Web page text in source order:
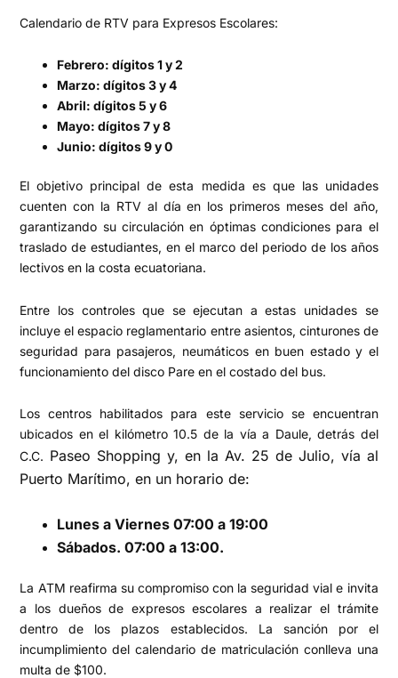
Calendario de RTV para Expresos Escolares:
Febrero: dígitos 1 y 2
Marzo: dígitos 3 y 4
Abril: dígitos 5 y 6
Mayo: dígitos 7 y 8
Junio: dígitos 9 y 0
El objetivo principal de esta medida es que las unidades
cuenten con la RTV al día en los primeros meses del año,
garantizando su circulación en óptimas condiciones para el
traslado de estudiantes, en el marco del periodo de los años
lectivos en la costa ecuatoriana.
Entre los controles que se ejecutan a estas unidades se
incluye el espacio reglamentario entre asientos, cinturones de
seguridad para pasajeros, neumáticos en buen estado y el
funcionamiento del disco Pare en el costado del bus.
Los centros habilitados para este servicio se encuentran
ubicados en el kilómetro 10.5 de la vía a Daule, detrás del
C.C. Paseo Shopping y, en la Av. 25 de Julio, vía al
Puerto Marítimo, en un horario de:
Lunes a Viernes 07:00 a 19:00
Sábados. 07:00 a 13:00.
La ATM reafirma su compromiso con la seguridad vial e invita
a los dueños de expresos escolares a realizar el trámite
dentro de los plazos establecidos. La sanción por el
incumplimiento del calendario de matriculación conlleva una
multa de $100.